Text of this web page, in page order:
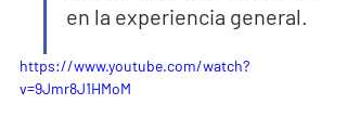
en la experiencia general.
https://www.youtube.com/watch?
v=9Jmr8J1HMoM